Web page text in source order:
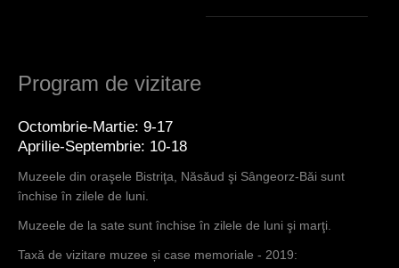
Program de vizitare
Octombrie-Martie: 9-17
Aprilie-Septembrie: 10-18
Muzeele din oraşele Bistriţa, Năsăud şi Sângeorz-Băi sunt
închise în zilele de luni.
Muzeele de la sate sunt închise în zilele de luni şi marţi.
Taxă de vizitare muzee și case memoriale - 2019: